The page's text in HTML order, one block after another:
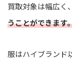
買取対象は幅広く、
うことができます
服はハイブランド